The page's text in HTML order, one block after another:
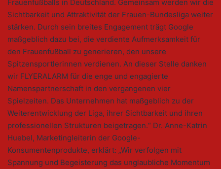
Frauenfußballs in Deutschland. Gemeinsam werden wir die
Sichtbarkeit und Attraktivität der Frauen-Bundesliga weiter
stärken. Durch sein breites Engagement trägt Google
maßgeblich dazu bei, die verdiente Aufmerksamkeit für
den Frauenfußball zu generieren, den unsere
Spitzensportlerinnen verdienen. An dieser Stelle danken
wir FLYERALARM für die enge und engagierte
Namenspartnerschaft in den vergangenen vier
Spielzeiten. Das Unternehmen hat maßgeblich zu der
Weiterentwicklung der Liga, ihrer Sichtbarkeit und ihren
professionellen Strukturen beigetragen.“ Dr. Anne-Katrin
Huebel, Marketingleiterin der Google-
Konsumentenprodukte, erklärt: „Wir verfolgen mit
Spannung und Begeisterung das unglaubliche Momentum